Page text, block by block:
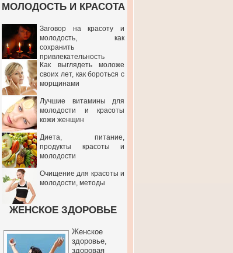
МОЛОДОСТЬ И КРАСОТА
Заговор на красоту и
молодость, как
сохранить
привлекательность
Как выглядеть моложе
своих лет, как бороться с
морщинами
Лучшие витамины для
молодости и красоты
кожи женщин
Диета, питание,
продукты красоты и
молодости
Очищение для красоты и
молодости, методы
ЖЕНСКОЕ ЗДОРОВЬЕ
Женское
здоровье,
здоровая